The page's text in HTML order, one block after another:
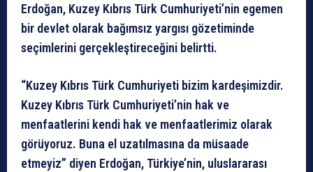
Erdoğan, Kuzey Kıbrıs Türk Cumhuriyeti’nin egemen
bir devlet olarak bağımsız yargısı gözetiminde
seçimlerini gerçekleştireceğini belirtti.
“Kuzey Kıbrıs Türk Cumhuriyeti bizim kardeşimizdir.
Kuzey Kıbrıs Türk Cumhuriyeti’nin hak ve
menfaatlerini kendi hak ve menfaatlerimiz olarak
görüyoruz. Buna el uzatılmasına da müsaade
etmeyiz” diyen Erdoğan, Türkiye’nin, uluslararası